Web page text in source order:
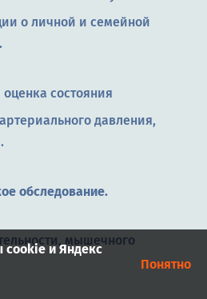
о личной и семейной
состояния
давления,
обследование.
мышечного
и Яндекс
Понятно